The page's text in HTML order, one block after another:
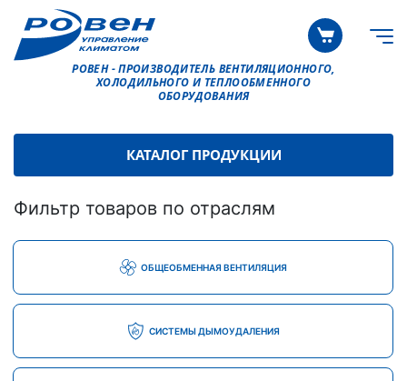
РОВЕН - ПРОИЗВОДИТЕЛЬ ВЕНТИЛЯЦИОННОГО,
ХОЛОДИЛЬНОГО И ТЕПЛООБМЕННОГО
ОБОРУДОВАНИЯ
КАТАЛОГ ПРОДУКЦИИ
Фильтр товаров по отраслям
ОБЩЕОБМЕННАЯ ВЕНТИЛЯЦИЯ
СИСТЕМЫ ДЫМОУДАЛЕНИЯ